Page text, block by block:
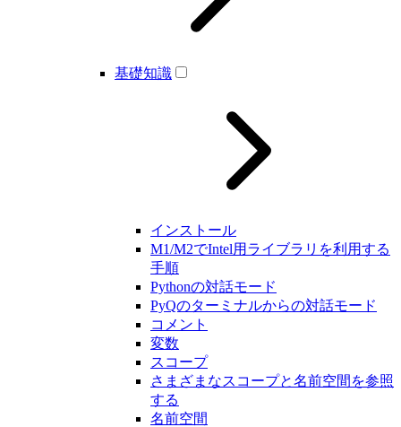
基礎知識
インストール
M1/M2でIntel用ライブラリを利用する
手順
Pythonの対話モード
PyQのターミナルからの対話モード
コメント
変数
スコープ
さまざまなスコープと名前空間を参照
する
名前空間